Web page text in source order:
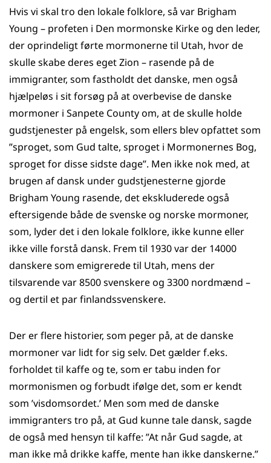
Hvis vi skal tro den lokale folklore, så var Brigham
Young – profeten i Den mormonske Kirke og den leder,
der oprindeligt førte mormonerne til Utah, hvor de
skulle skabe deres eget Zion – rasende på de
immigranter, som fastholdt det danske, men også
hjælpeløs i sit forsøg på at overbevise de danske
mormoner i Sanpete County om, at de skulle holde
gudstjenester på engelsk, som ellers blev opfattet som
”sproget, som Gud talte, sproget i Mormonernes Bog,
sproget for disse sidste dage”. Men ikke nok med, at
brugen af dansk under gudstjenesterne gjorde
Brigham Young rasende, det ekskluderede også
eftersigende både de svenske og norske mormoner,
som, lyder det i den lokale folklore, ikke kunne eller
ikke ville forstå dansk. Frem til 1930 var der 14000
danskere som emigrerede til Utah, mens der
tilsvarende var 8500 svenskere og 3300 nordmænd –
og dertil et par finlandssvenskere.
Der er flere historier, som peger på, at de danske
mormoner var lidt for sig selv. Det gælder f.eks.
forholdet til kaffe og te, som er tabu inden for
mormonismen og forbudt ifølge det, som er kendt
som ’visdomsordet.’ Men som med de danske
immigranters tro på, at Gud kunne tale dansk, sagde
de også med hensyn til kaffe: ”At når Gud sagde, at
man ikke må drikke kaffe, mente han ikke danskerne.”